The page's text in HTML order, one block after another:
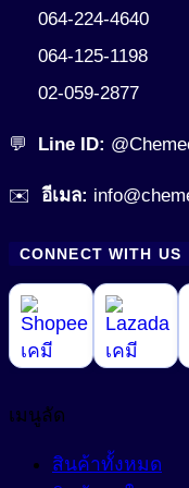
Anti-Wrinkle
Astringent
Growth
Moisturizing
Protective
Reduce
Whitening
สีย้อมพิเศษผสมน้
Tone Up
สีเครื่องสำอ
064-224-4640
064-125-1198
02-059-2877
💬 Line ID:
✉️ อีเมล:
CONNECT WITH US
เมนูลัด
สินค้าทั้งหมด